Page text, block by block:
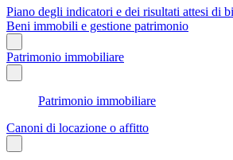
Piano degli indicatori e dei risultati attesi di
Beni immobili e gestione patrimonio
Patrimonio immobiliare
Patrimonio immobiliare
Canoni di locazione o affitto